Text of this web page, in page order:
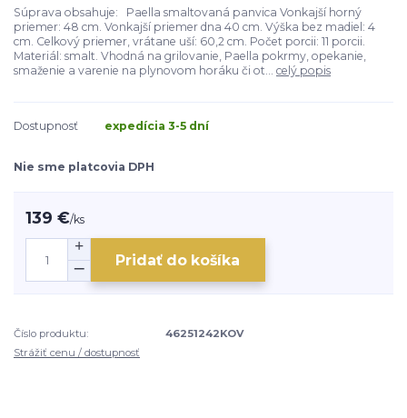
Súprava obsahuje: Paella smaltovaná panvica Vonkajší horný
priemer: 48 cm. Vonkajší priemer dna 40 cm. Výška bez madiel: 4
cm. Celkový priemer, vrátane uší: 60,2 cm. Počet porcii: 11 porcii.
Materiál: smalt. Vhodná na grilovanie, Paella pokrmy, opekanie,
smaženie a varenie na plynovom horáku či ot... celý popis
Dostupnosť expedícia 3-5 dní
Nie sme platcovia DPH
139 €/ks
Pridať do košíka
Číslo produktu:
46251242KOV
Strážiť cenu / dostupnosť